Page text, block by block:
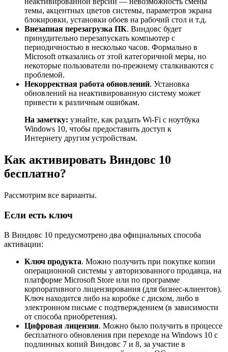
темы, акцентных цветов системы, параметров экрана
блокировки, установки обоев на рабочий стол и т.д.
Внезапная перезагрузка ПК. Виндовс будет
принудительно перезапускать компьютер с
периодичностью в несколько часов. Формально в
Microsoft отказались от этой категоричной меры, но
некоторые пользователи по-прежнему сталкиваются с
проблемой.
Некорректная работа обновлений. Установка
обновлений на неактивированную систему может
привести к различным ошибкам.
На заметку: узнайте, как раздать Wi-Fi с ноутбука
Windows 10, чтобы предоставить доступ к
Интернету другим устройствам.
Как активировать Виндовс 10
бесплатно?
Рассмотрим все варианты.
Если есть ключ
В Виндовс 10 предусмотрено два официальных способа
активации:
Ключ продукта. Можно получить при покупке копии
операционной системы у авторизованного продавца, на
платформе Microsoft Store или по программе
корпоративного лицензирования (для бизнес-клиентов).
Ключ находится либо на коробке с диском, либо в
электронном письме с подтверждением (в зависимости
от способа приобретения).
Цифровая лицензия. Можно было получить в процессе
бесплатного обновления при переходе на Windows 10 с
подлинных копий Виндовс 7 и 8, за участие в